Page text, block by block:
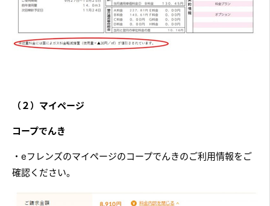
（２）マイページ
コープでんき
・eフレンズのマイページのコープでんきのご利用情報をご
確認ください。